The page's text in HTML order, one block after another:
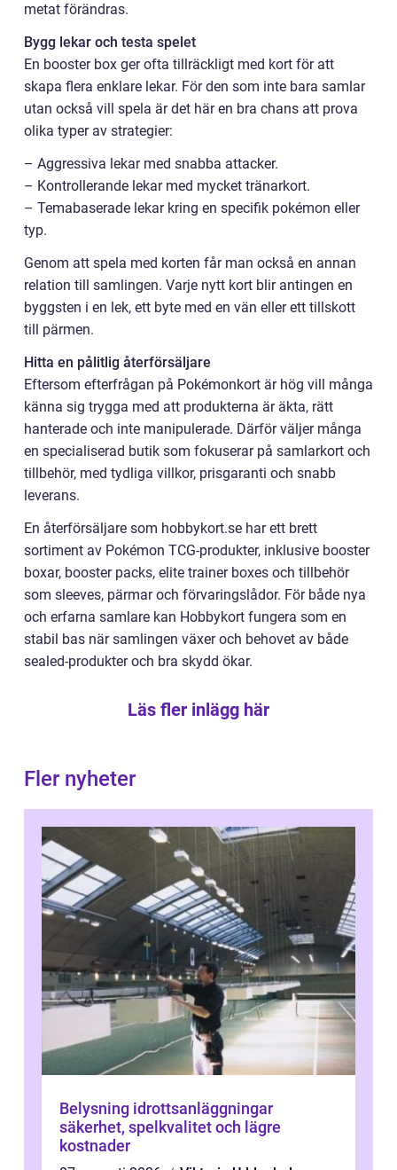
metat förändras.
Bygg lekar och testa spelet
En booster box ger ofta tillräckligt med kort för att
skapa flera enklare lekar. För den som inte bara samlar
utan också vill spela är det här en bra chans att prova
olika typer av strategier:
– Aggressiva lekar med snabba attacker.
– Kontrollerande lekar med mycket tränarkort.
– Temabaserade lekar kring en specifik pokémon eller
typ.
Genom att spela med korten får man också en annan
relation till samlingen. Varje nytt kort blir antingen en
byggsten i en lek, ett byte med en vän eller ett tillskott
till pärmen.
Hitta en pålitlig återförsäljare
Eftersom efterfrågan på Pokémonkort är hög vill många
känna sig trygga med att produkterna är äkta, rätt
hanterade och inte manipulerade. Därför väljer många
en specialiserad butik som fokuserar på samlarkort och
tillbehör, med tydliga villkor, prisgaranti och snabb
leverans.
En återförsäljare som hobbykort.se har ett brett
sortiment av Pokémon TCG-produkter, inklusive booster
boxar, booster packs, elite trainer boxes och tillbehör
som sleeves, pärmar och förvaringslådor. För både nya
och erfarna samlare kan Hobbykort fungera som en
stabil bas när samlingen växer och behovet av både
sealed-produkter och bra skydd ökar.
Läs fler inlägg här
Fler nyheter
Belysning idrottsanläggningar
säkerhet, spelkvalitet och lägre
kostnader